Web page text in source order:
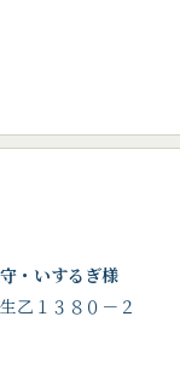
・いするぎ様
乙１３８０－２